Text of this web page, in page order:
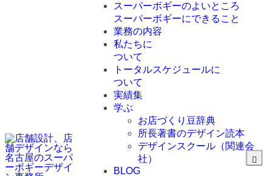
スーパーボギーのよいところ
スーパーボギーにできること
業務の内容
私たちに
ついて
トータルスケジュールに
ついて
実績集
学ぶ
お店づくり豆辞典
所長著書のデザイン読本
デザインスクール（関連会
社）
BLOG